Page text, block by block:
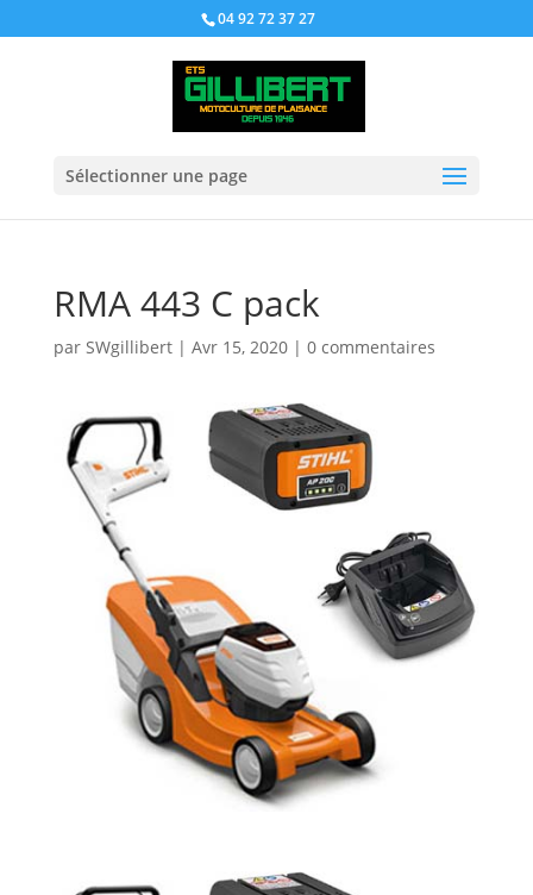
04 92 72 37 27
Sélectionner une page
RMA 443 C pack
par SWgillibert| Avr 15, 2020| 0 commentaires